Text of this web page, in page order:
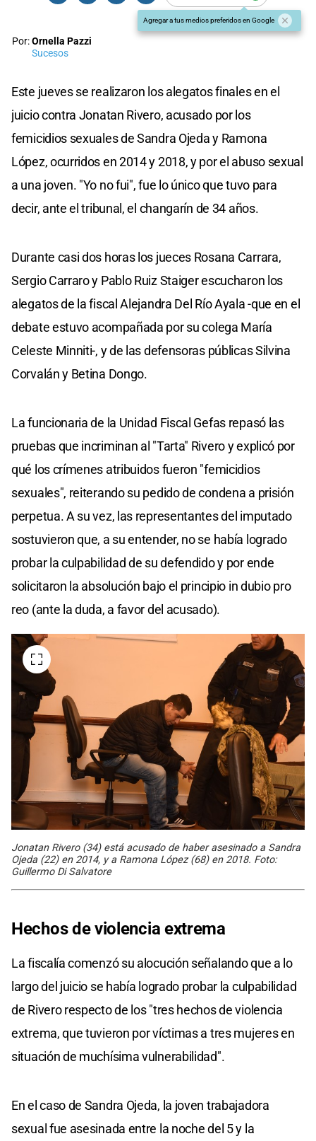
Agregar a tus medios preferidos en Google
Por:Ornella Pazzi
Sucesos
Este jueves se realizaron los alegatos finales en el
juicio contra Jonatan Rivero, acusado por los
femicidios sexuales de Sandra Ojeda y Ramona
López, ocurridos en 2014 y 2018, y por el abuso sexual
a una joven. "Yo no fui", fue lo único que tuvo para
decir, ante el tribunal, el changarín de 34 años.
Durante casi dos horas los jueces Rosana Carrara,
Sergio Carraro y Pablo Ruiz Staiger escucharon los
alegatos de la fiscal Alejandra Del Río Ayala -que en el
debate estuvo acompañada por su colega María
Celeste Minniti-, y de las defensoras públicas Silvina
Corvalán y Betina Dongo.
La funcionaria de la Unidad Fiscal Gefas repasó las
pruebas que incriminan al "Tarta" Rivero y explicó por
qué los crímenes atribuidos fueron "femicidios
sexuales", reiterando su pedido de condena a prisión
perpetua. A su vez, las representantes del imputado
sostuvieron que, a su entender, no se había logrado
probar la culpabilidad de su defendido y por ende
solicitaron la absolución bajo el principio in dubio pro
reo (ante la duda, a favor del acusado).
Jonatan Rivero (34) está acusado de haber asesinado a Sandra
Ojeda (22) en 2014, y a Ramona López (68) en 2018. Foto:
Guillermo Di Salvatore
Hechos de violencia extrema
La fiscalía comenzó su alocución señalando que a lo
largo del juicio se había logrado probar la culpabilidad
de Rivero respecto de los "tres hechos de violencia
extrema, que tuvieron por víctimas a tres mujeres en
situación de muchísima vulnerabilidad".
En el caso de Sandra Ojeda, la joven trabajadora
sexual fue asesinada entre la noche del 5 y la